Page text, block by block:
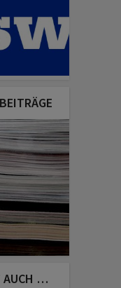
AUCH …